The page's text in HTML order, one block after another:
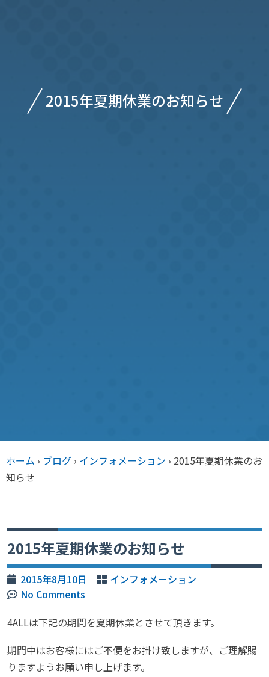
2015年夏期休業のお知らせ
ホーム › ブログ › インフォメーション › 2015年夏期休業のお
知らせ
2015年夏期休業のお知らせ
2015年8月10日
インフォメーション
No Comments
4ALLは下記の期間を夏期休業とさせて頂きます。
期間中はお客様にはご不便をお掛け致しますが、ご理解賜
りますようお願い申し上げます。